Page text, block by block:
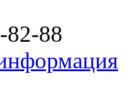
82-88